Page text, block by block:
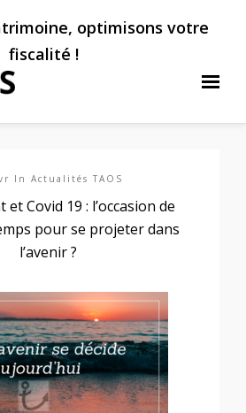
optimisons votre
fiscalité !
In Actualités TAOS
Covid 19 : l’occasion de
pour se projeter dans
l’avenir ?